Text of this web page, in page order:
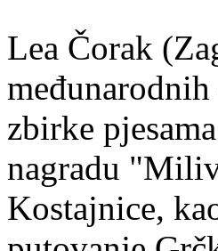
Lea Čorak
zbirke
nagradu
Kostajnice,